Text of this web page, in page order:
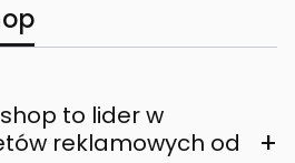
to lider w
reklamowych od
+